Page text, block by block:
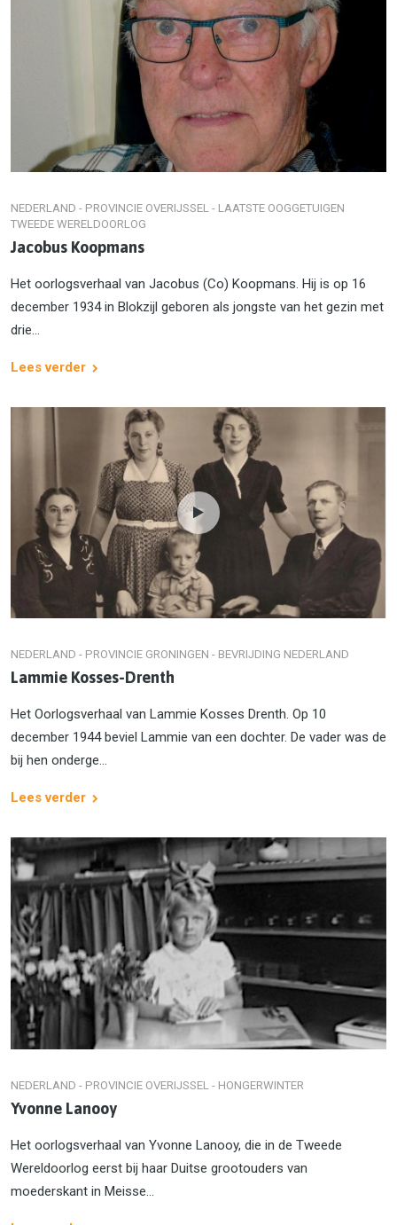
NEDERLAND - PROVINCIE OVERIJSSEL - LAATSTE OOGGETUIGEN
TWEEDE WERELDOORLOG
Jacobus Koopmans
Het oorlogsverhaal van Jacobus (Co) Koopmans. Hij is op 16
december 1934 in Blokzijl geboren als jongste van het gezin met
drie...
Lees verder
NEDERLAND - PROVINCIE GRONINGEN - BEVRIJDING NEDERLAND
Lammie Kosses-Drenth
Het Oorlogsverhaal van Lammie Kosses Drenth. Op 10
december 1944 beviel Lammie van een dochter. De vader was de
bij hen onderge...
Lees verder
NEDERLAND - PROVINCIE OVERIJSSEL - HONGERWINTER
Yvonne Lanooy
Het oorlogsverhaal van Yvonne Lanooy, die in de Tweede
Wereldoorlog eerst bij haar Duitse grootouders van
moederskant in Meisse...